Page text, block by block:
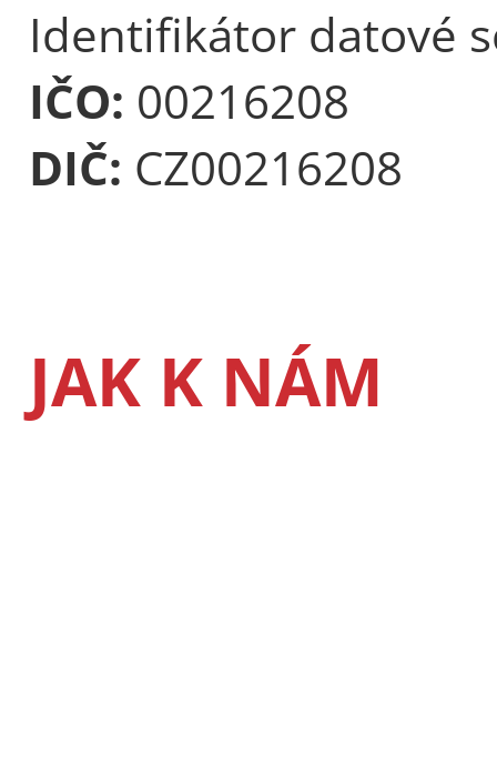
Identifikátor datové
IČO: 00216208
DIČ: CZ00216208
JAK K NÁM